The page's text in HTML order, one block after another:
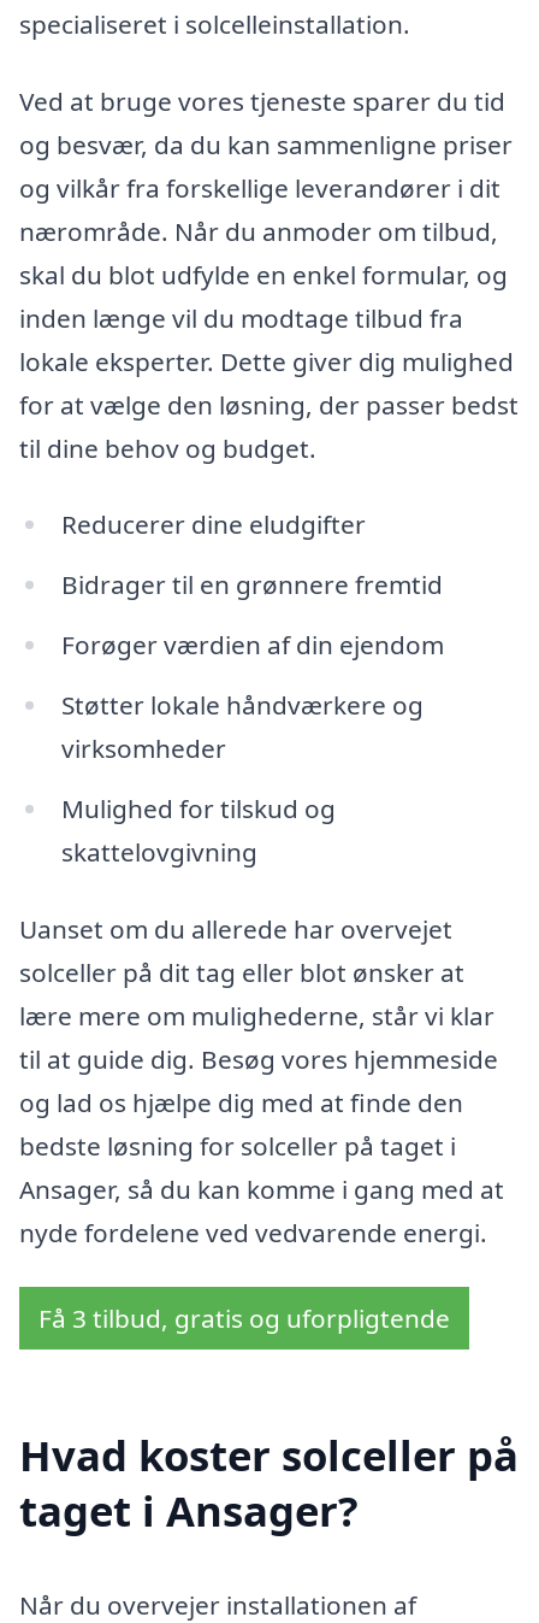
specialiseret i solcelleinstallation.
Ved at bruge vores tjeneste sparer du tid
og besvær, da du kan sammenligne priser
og vilkår fra forskellige leverandører i dit
nærområde. Når du anmoder om tilbud,
skal du blot udfylde en enkel formular, og
inden længe vil du modtage tilbud fra
lokale eksperter. Dette giver dig mulighed
for at vælge den løsning, der passer bedst
til dine behov og budget.
Reducerer dine eludgifter
Bidrager til en grønnere fremtid
Forøger værdien af din ejendom
Støtter lokale håndværkere og
virksomheder
Mulighed for tilskud og
skattelovgivning
Uanset om du allerede har overvejet
solceller på dit tag eller blot ønsker at
lære mere om mulighederne, står vi klar
til at guide dig. Besøg vores hjemmeside
og lad os hjælpe dig med at finde den
bedste løsning for solceller på taget i
Ansager, så du kan komme i gang med at
nyde fordelene ved vedvarende energi.
Få 3 tilbud, gratis og uforpligtende
Hvad koster solceller på
taget i Ansager?
Når du overvejer installationen af